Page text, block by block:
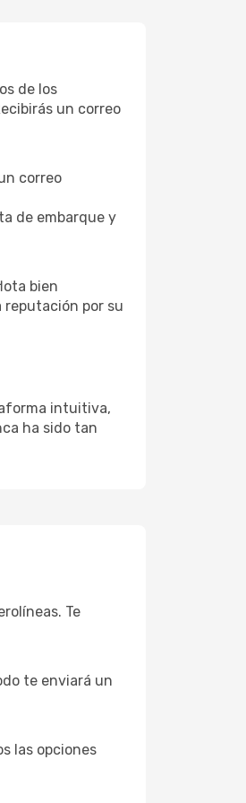
de los
un correo
correo
de embarque y
bien
por su
intuitiva,
ha sido tan
Te
te enviará un
las opciones